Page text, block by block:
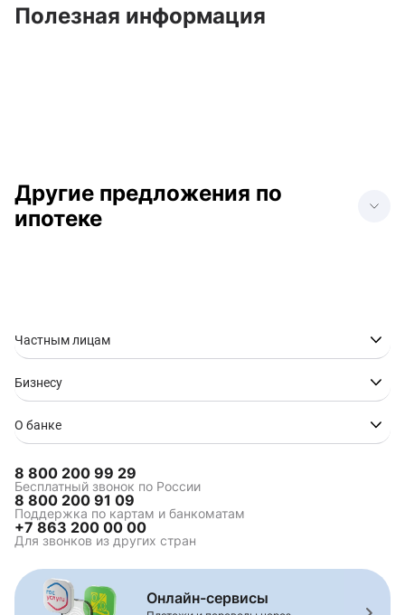
Полезная информация
Другие предложения по
ипотеке
Ипотека в Ростове-на-
Ипотека в Ставрополе
Комбинированная
ипотека
Строительство жилья
Рефинансирование
апартаменты
Ипотека на студию
Ипотека новостройки
Частным лицам
Бизнесу
О банке
8 800 200 99 29
Бесплатный звонок по России
8 800 200 91 09
Поддержка по картам и банкоматам
+7 863 200 00 00
Для звонков из других стран
Онлайн-сервисы